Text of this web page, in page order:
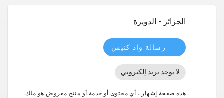
الجزائر - الدويرة
رسالة واد كنيس
لا يوجد بريد إلكتروني
هذه صفحة إشهار ، أي محتوى أو خدمة أو منتج معروض هو ملك